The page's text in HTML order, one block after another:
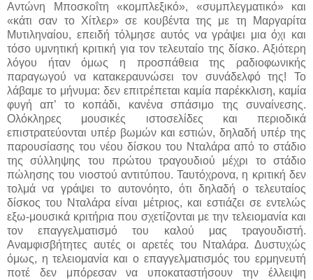
Αντώνη Μποσκοΐτη «κομπλεξικό», «συμπλεγματικό» και
«κάτι σαν το Χίτλερ» σε κουβέντα της με τη Μαργαρίτα
Μυτιληναίου, επειδή τόλμησε αυτός να γράψει μια όχι και
τόσο υμνητική κριτική για τον τελευταίο της δίσκο. Αξιότερη
λόγου ήταν όμως η προσπάθεια της ραδιοφωνικής
παραγωγού να κατακεραυνώσει τον συνάδελφό της! Το
λάβαμε το μήνυμα: δεν επιτρέπεται καμία παρέκκλιση, καμία
φυγή απ’ το κοπάδι, κανένα σπάσιμο της συναίνεσης.
Ολόκληρες μουσικές ιστοσελίδες και περιοδικά
επιστρατεύονται υπέρ βωμών και εστιών, δηλαδή υπέρ της
παρουσίασης του νέου δίσκου του Νταλάρα από το στάδιο
της σύλληψης του πρώτου τραγουδιού μέχρι το στάδιο
πώλησης του νιοστού αντιτύπου. Ταυτόχρονα, η κριτική δεν
τολμά να γράψει το αυτονόητο, ότι δηλαδή ο τελευταίος
δίσκος του Νταλάρα είναι μέτριος, και εστιάζει σε εντελώς
εξω-μουσικά κριτήρια που σχετίζονται με την τελειομανία και
τον επαγγελματισμό του καλού μας τραγουδιστή.
Αναμφισβήτητες αυτές οι αρετές του Νταλάρα. Δυστυχώς
όμως, η τελειομανία και ο επαγγελματισμός του ερμηνευτή
ποτέ δεν μπόρεσαν να υποκαταστήσουν την έλλειψη